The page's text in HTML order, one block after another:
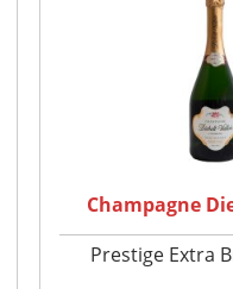
Champagne
Prestige Extra